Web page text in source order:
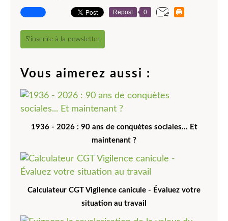
Repost 0
S'inscrire à la newsletter
Vous aimerez aussi :
1936 - 2026 : 90 ans de conquètes sociales... Et
maintenant ?
Calculateur CGT Vigilence canicule - Évaluez votre
situation au travail